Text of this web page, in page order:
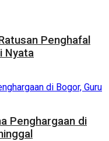
Penghafal
Nyata
Penghargaan di